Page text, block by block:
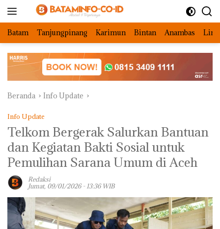
Batam Tanjungpinang Karimun Bintan Anambas
Beranda Info Update
Info Update
‎Telkom Bergerak Salurkan Bantuan
dan Kegiatan Bakti Sosial untuk
Pemulihan Sarana Umum di Aceh ‎
Redaksi
Jumat, 09/01/2026 - 13:36 WIB